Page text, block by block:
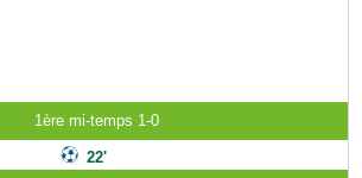
1ère mi-temps 1-0
22'